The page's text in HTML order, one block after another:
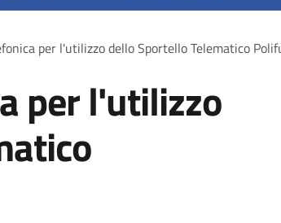
per l'utilizzo dello Sportello Telematico
per l'utilizzo